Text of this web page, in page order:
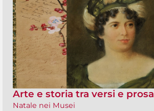
Arte e storia tra versi e prosa
Natale nei Musei